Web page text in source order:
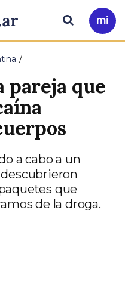
Ir
a
Buscar
pareja que
a cabo a un
que
de la droga.